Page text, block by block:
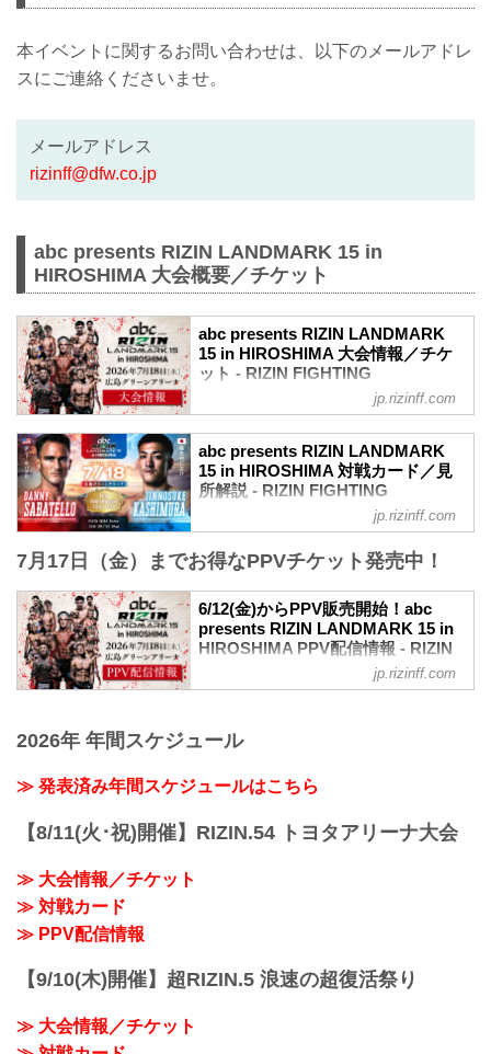
容をご確認の上、以下のフォーム...
本イベントに関するお問い合わせは、以下のメールアドレ
スにご連絡くださいませ。
メールアドレス
rizinff@dfw.co.jp
abc presents RIZIN LANDMARK 15 in
HIROSHIMA 大会概要／チケット
abc presents RIZIN LANDMARK
15 in HIROSHIMA 大会情報／チケ
ット - RIZIN FIGHTING
FEDERATION オフィシャルサイト
HIROSHIMA 大会概要
開催日時
2026年7月18日（土）12:00開場／14:00開
バス：「紙屋町」又は「バスセンター」
下車
路面電車：「紙屋町西」又は「原爆ドー
ム前」下車
アストラムライン：「県庁前」下車（西2
!1m18!1m12!1m3!1d3292.0751650412312
jp.rizinff.com
abc presents RIZIN LANDMARK
15 in HIROSHIMA 対戦カード／見
所解説 - RIZIN FIGHTING
FEDERATION オフィシャルサイト
テロ vs. 鹿志村仁之介
RIZIN MMAルール：5分3R（61.0kg）
ダニー・サバテロ vs. 鹿志村仁之介
ダニー・サバテロ
レスリング力｜テイクダウン力｜グラウ
ンドコントロール｜スタミナ｜トラッシ
グラウンド｜柔術｜決定率｜スクランブ
カルシャガ・ダウトベック vs. 萩原京平
カルシャガ・ダウトベック vs. 萩原京平
jp.rizinff.com
7月17日（金）までお得なPPVチケット発売中！
6/12(金)からPPV販売開始！abc
presents RIZIN LANDMARK 15 in
HIROSHIMA PPV配信情報 - RIZIN
FIGHTING FEDERATION オフィシ
ャルサイト
HIROSHIMAのPPV配信チケットが、6月
RIZIN LIVE、ABEMA、U-NEXTにて販売
がスタート！（※スカパー！は6/26(金)販
お得なPPV前売りチケットは、大会前日
jp.rizinff.com
2026年 年間スケジュール
≫ 発表済み年間スケジュールはこちら
【8/11(火･祝)開催】RIZIN.54 トヨタアリーナ大会
≫ 大会情報／チケット
≫ 対戦カード
≫ PPV配信情報
【9/10(木)開催】超RIZIN.5 浪速の超復活祭り
≫ 大会情報／チケット